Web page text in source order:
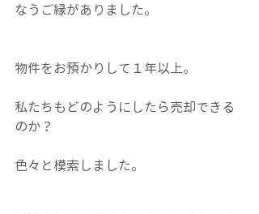
なうご縁がありました。
物件をお預かりして１年以上。
私たちもどのようにしたら売却できる
のか？
色々と模索しました。